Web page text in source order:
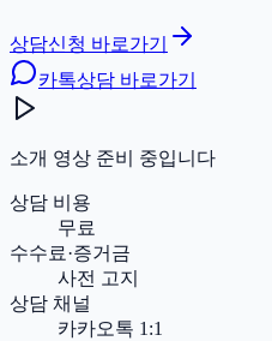
상담신청 바로가기
카톡상담 바로가기
소개 영상 준비 중입니다
상담 비용
무료
수수료·증거금
사전 고지
상담 채널
카카오톡 1:1